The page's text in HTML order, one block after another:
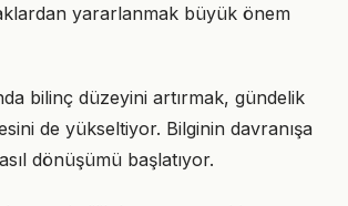
yararlanmak büyük önem
bilinç düzeyini artırmak, gündelik
de yükseltiyor. Bilginin davranışa
dönüşümü başlatıyor.